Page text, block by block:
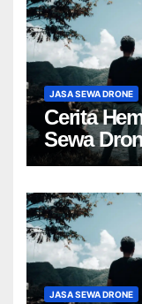
JASA SEWA DRONE
Cerita
Sewa
JASA SEWA DRONE